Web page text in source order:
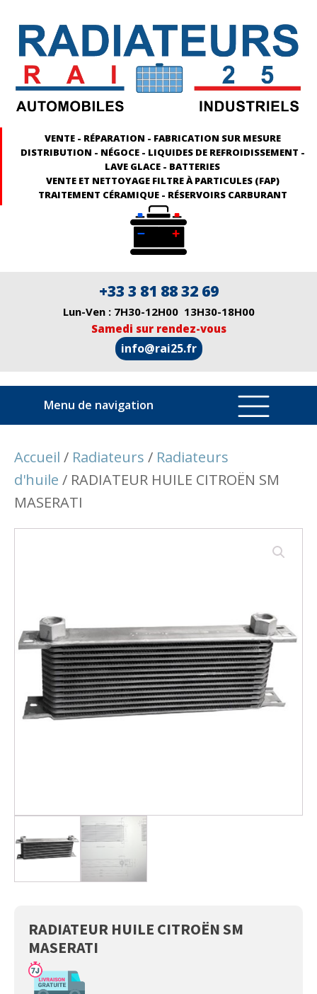
VENTE - RÉPARATION - FABRICATION SUR MESURE
DISTRIBUTION - NÉGOCE - LIQUIDES DE REFROIDISSEMENT -
LAVE GLACE - BATTERIES
VENTE ET NETTOYAGE FILTRE À PARTICULES (FAP)
TRAITEMENT CÉRAMIQUE - RÉSERVOIRS CARBURANT
+33 3 81 88 32 69
Lun-Ven : 7H30-12H00 13H30-18H00
Samedi sur rendez-vous
info@rai25.fr
Menu de navigation
Accueil / Radiateurs / Radiateurs
d'huile / RADIATEUR HUILE CITROËN SM
MASERATI
RADIATEUR HUILE CITROËN SM
MASERATI